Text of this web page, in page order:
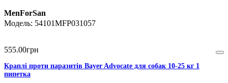
MenForSan
54101MFP031057
555.00грн
Краплі проти паразитів Bayer Advocate для собак 10-25 кг 1
пипетка